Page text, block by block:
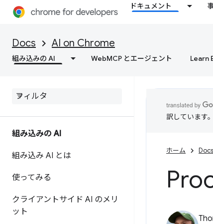
ドキュメント
Docs AI on Chrome
組み込みの AI WebMCP とエージェント Learn
組み込みの AI
組み込み AI とは
使ってみる
クライアントサイド AI のメリ
ット
訳しています
ホーム Docs